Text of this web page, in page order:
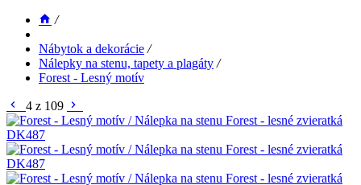
/
Nábytok a dekorácie /
Nálepky na stenu, tapety a plagáty /
Forest - Lesný motív
4 z 109